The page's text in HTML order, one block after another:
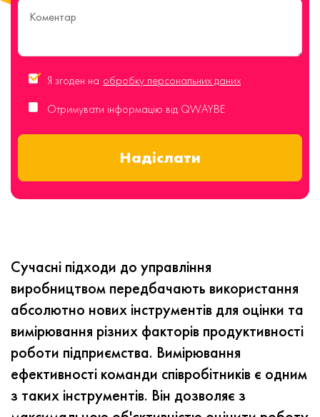
Я згоден на обробку персональних даних
Отримувати інформацію від QWAYBE
Надіслати
Сучасні підходи до управління
виробництвом передбачають використання
абсолютно нових інструментів для оцінки та
вимірювання різних факторів продуктивності
роботи підприємства. Вимірювання
ефективності команди співробітників є одним
з таких інструментів. Він дозволяє з